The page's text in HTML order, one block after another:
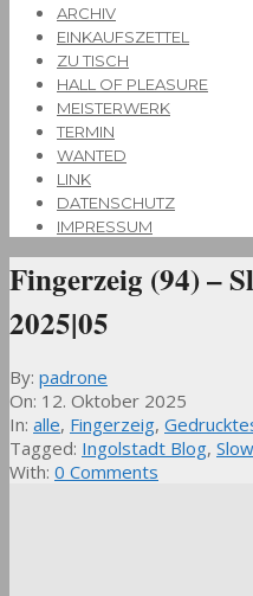
ARCHIV
EINKAUFSZETTEL
ZU TISCH
HALL OF PLEASURE
MEISTERWERK
TERMIN
WANTED
LINK
DATENSCHUTZ
IMPRESSUM
Fingerzeig (94) –
2025|05
By: padrone
On: 12. Oktober 2025
In: alle, Fingerzeig,
Tagged: Ingolstadt Blog,
With: 0 Comments